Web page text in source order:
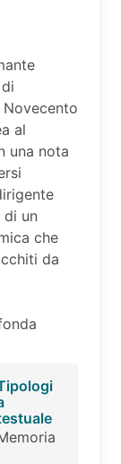
al
una nota
di un
che
da